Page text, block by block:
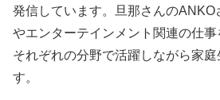
発信しています。旦那さんの
やエンターテインメント関連の仕
それぞれの分野で活躍しながら家
す。